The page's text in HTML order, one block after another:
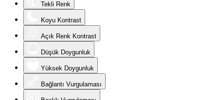
Tekli Renk
Koyu Kontrast
Açık Renk Kontrast
Düşük Doygunluk
Yüksek Doygunluk
Bağlantı Vurgulaması